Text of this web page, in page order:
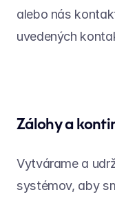
alebo nás
uvedených
Zálohy a
Vytvárame a
systémov, aby